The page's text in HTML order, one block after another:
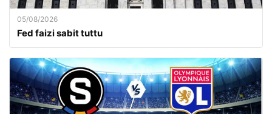
05/08/2026
Fed faizi sabit tuttu